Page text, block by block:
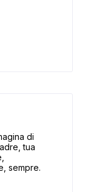
di
tua
sempre.